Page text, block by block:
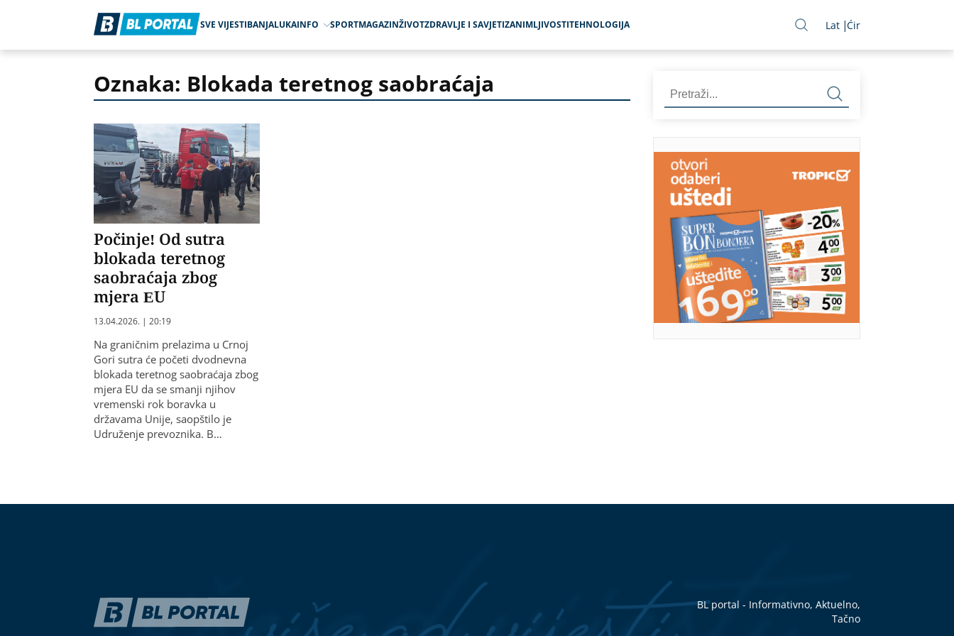
SVE VIJESTIBANJALUKAINFO SPORTMAGAZINŽIVOTZDRAVLJE I SAVJETIZANIMLJIVOSTITEHNOLOGIJA Lat Ćir
Oznaka: Blokada teretnog saobraćaja
Počinje! Od sutra
blokada teretnog
saobraćaja zbog
mjera EU
13.04.2026. | 20:19
Na graničnim prelazima u Crnoj
Gori sutra će početi dvodnevna
blokada teretnog saobraćaja zbog
mjera EU da se smanji njihov
vremenski rok boravka u
državama Unije, saopštilo je
Udruženje prevoznika. B…
BL portal - Informativno, Aktuelno,
Tačno